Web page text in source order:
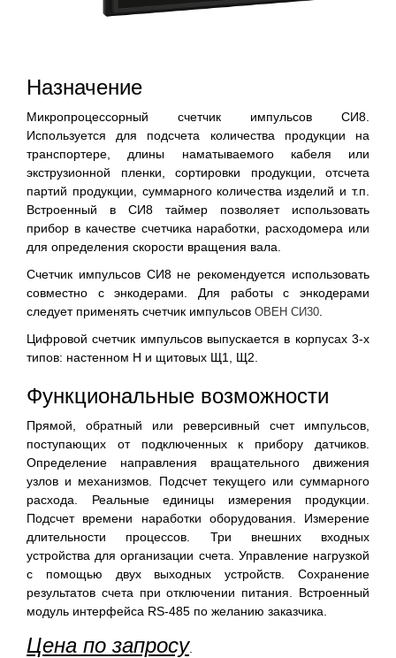
Назначение
Микропроцессорный счетчик импульсов СИ8.
Используется для подсчета количества продукции на
транспортере, длины наматываемого кабеля или
экструзионной пленки, сортировки продукции, отсчета
партий продукции, суммарного количества изделий и т.п.
Встроенный в СИ8 таймер позволяет использовать
прибор в качестве счетчика наработки, расходомера или
для определения скорости вращения вала.
Счетчик импульсов СИ8 не рекомендуется использовать
совместно с энкодерами. Для работы с энкодерами
следует применять счетчик импульсов ОВЕН СИ30
Цифровой счетчик импульсов выпускается в корпусах 3-х
типов: настенном Н и щитовых Щ1, Щ2.
Функциональные возможности
Прямой, обратный или реверсивный счет импульсов,
поступающих от подключенных к прибору датчиков.
Определение направления вращательного движения
узлов и механизмов. Подсчет текущего или суммарного
расхода. Реальные единицы измерения продукции.
Подсчет времени наработки оборудования. Измерение
длительности процессов. Три внешних входных
устройства для организации счета. Управление нагрузкой
с помощью двух выходных устройств. Сохранение
результатов счета при отключении питания. Встроенный
модуль интерфейса RS-485 по желанию заказчика.
Цена по запросу